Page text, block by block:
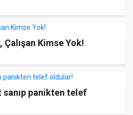
Çalışan Kimse Yok!
panikten telef